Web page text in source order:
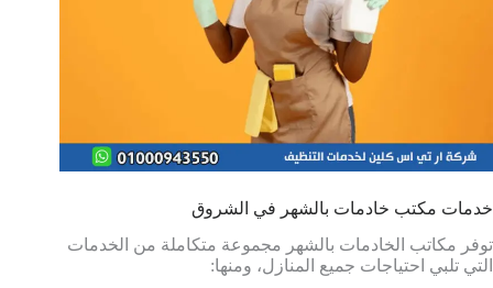
خدمات مكتب خادمات بالشهر في الشروق
توفر مكاتب الخادمات بالشهر مجموعة متكاملة من الخدمات
التي تلبي احتياجات جميع المنازل، ومنها: